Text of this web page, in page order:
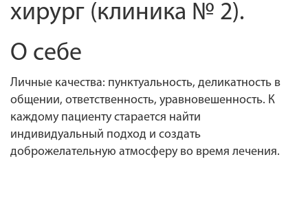
хирург (клиника № 2).
О себе
Личные качества: пунктуальность, деликатность в
общении, ответственность, уравновешенность. К
каждому пациенту старается найти
индивидуальный подход и создать
доброжелательную атмосферу во время лечения.